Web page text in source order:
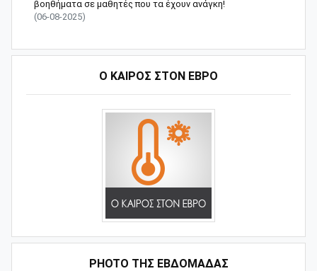
βοηθήματα σε μαθητές που τα έχουν ανάγκη!
(06-08-2025)
Ο ΚΑΙΡΟΣ ΣΤΟΝ ΕΒΡΟ
PHOTO ΤΗΣ ΕΒΔΟΜΑΔΑΣ